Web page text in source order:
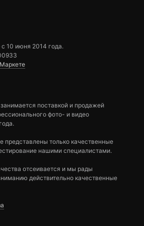
10 июня 2014 года.
поставкой и продажей
фото- и видео
представлены только качественные
нашими специалистами.
отсеивается и мы рады
действительно качественные